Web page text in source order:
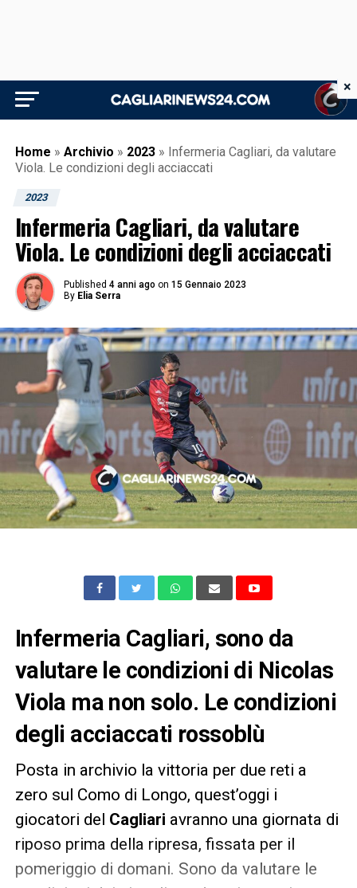
Home » Archivio » 2023 » Infermeria Cagliari, da valutare
Viola. Le condizioni degli acciaccati
2023
Infermeria Cagliari, da valutare
Viola. Le condizioni degli acciaccati
Published 4 anni ago on 15 Gennaio 2023
By Elia Serra
Infermeria Cagliari, sono da
valutare le condizioni di Nicolas
Viola ma non solo. Le condizioni
degli acciaccati rossoblù
Posta in archivio la vittoria per due reti a
zero sul Como di Longo, quest’oggi i
giocatori del Cagliari avranno una giornata di
riposo prima della ripresa, fissata per il
pomeriggio di domani. Sono da valutare le
×